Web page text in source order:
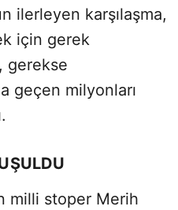
ilerleyen karşılaşma,
için gerek
gerekse
geçen milyonları
milli stoper Merih